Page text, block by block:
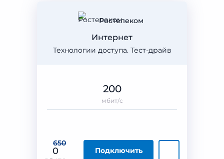
Ростелеком
Технологии доступа. Тест-драйв
Интернет
650
0 Подключить
200
мбит/с